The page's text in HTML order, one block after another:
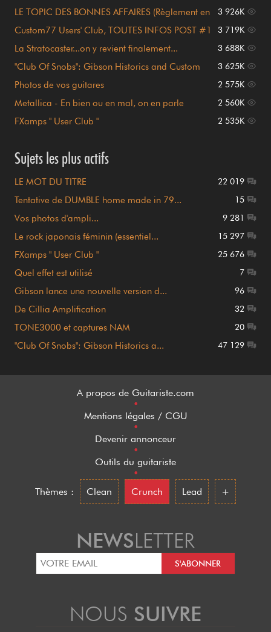
LE TOPIC DES BONNES AFFAIRES (Règlement en
3 926K
Custom77 Users' Club, TOUTES INFOS POST #1
3 719K
La Stratocaster...on y revient finalement... 3 688K
"Club Of Snobs": Gibson Historics and Custom
3 625K
Photos de vos guitares 2 575K
Metallica - En bien ou en mal, on en parle 2 560K
FXamps " User Club " 2 535K
Sujets les plus actifs
LE MOT DU TITRE 22 019
Tentative de DUMBLE home made in 79... 15
Vos photos d'ampli... 9 281
Le rock japonais féminin (essentiel... 15 297
FXamps " User Club " 25 676
Quel effet est utilisé 7
Gibson lance une nouvelle version d... 96
De Cillia Amplification 32
TONE3000 et captures NAM 20
"Club Of Snobs": Gibson Historics a... 47 129
A propos de Guitariste.com
•
Mentions légales / CGU
•
Devenir annonceur
•
Outils du guitariste
•
Thèmes :
Clean Crunch Lead +
NEWSLETTER
NOUS SUIVRE